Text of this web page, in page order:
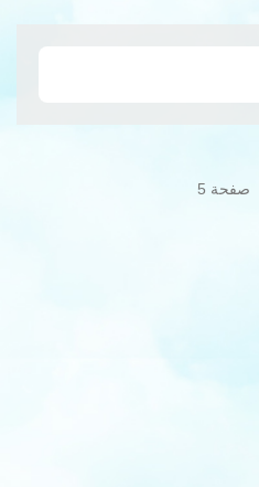
صفحة 5